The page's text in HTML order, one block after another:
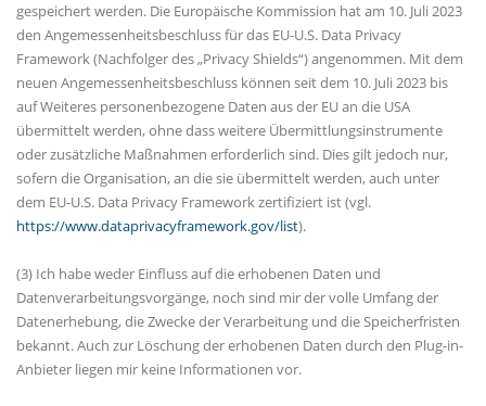
gespeichert werden. Die Europäische Kommission hat am 10. Juli 2023
den Angemessenheitsbeschluss für das EU-U.S. Data Privacy
Framework (Nachfolger des „Privacy Shields“) angenommen. Mit dem
neuen Angemessenheitsbeschluss können seit dem 10. Juli 2023 bis
auf Weiteres personenbezogene Daten aus der EU an die USA
übermittelt werden, ohne dass weitere Übermittlungsinstrumente
oder zusätzliche Maßnahmen erforderlich sind. Dies gilt jedoch nur,
sofern die Organisation, an die sie übermittelt werden, auch unter
dem EU-U.S. Data Privacy Framework zertifiziert ist (vgl.
https://www.dataprivacyframework.gov/list).
(3) Ich habe weder Einfluss auf die erhobenen Daten und
Datenverarbeitungsvorgänge, noch sind mir der volle Umfang der
Datenerhebung, die Zwecke der Verarbeitung und die Speicherfristen
bekannt. Auch zur Löschung der erhobenen Daten durch den Plug-in-
Anbieter liegen mir keine Informationen vor.